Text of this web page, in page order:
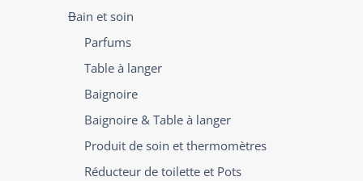
Bain et soin
Parfums
Table à langer
Baignoire
Baignoire & Table à langer
Produit de soin et thermomètres
Réducteur de toilette et Pots